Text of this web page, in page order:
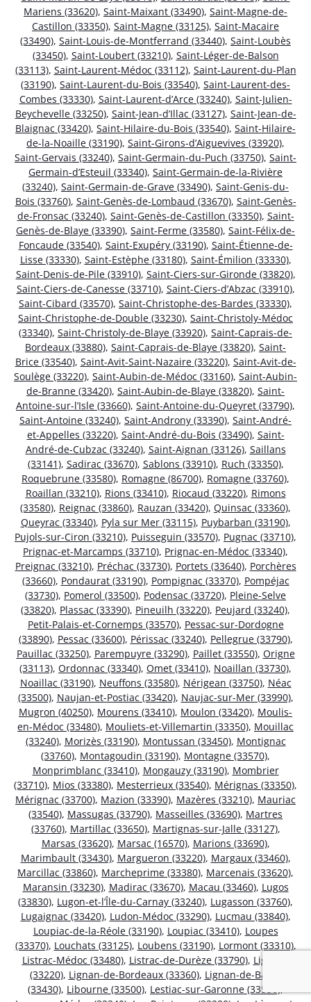
Mariens (33620), Saint-Maixant (33490), Saint-Magne-de-
Castillon (33350), Saint-Magne (33125), Saint-Macaire
(33490), Saint-Louis-de-Montferrand (33440), Saint-Loubès
(33450), Saint-Loubert (33210), Saint-Léger-de-Balson
(33113), Saint-Laurent-Médoc (33112), Saint-Laurent-du-Plan
(33190), Saint-Laurent-du-Bois (33540), Saint-Laurent-des-
Combes (33330), Saint-Laurent-d’Arce (33240), Saint-Julien-
Beychevelle (33250), Saint-Jean-d’Illac (33127), Saint-Jean-de-
Blaignac (33420), Saint-Hilaire-du-Bois (33540), Saint-Hilaire-
de-la-Noaille (33190), Saint-Girons-d’Aiguevives (33920),
Saint-Gervais (33240), Saint-Germain-du-Puch (33750), Saint-
Germain-d’Esteuil (33340), Saint-Germain-de-la-Rivière
(33240), Saint-Germain-de-Grave (33490), Saint-Genis-du-
Bois (33760), Saint-Genès-de-Lombaud (33670), Saint-Genès-
de-Fronsac (33240), Saint-Genès-de-Castillon (33350), Saint-
Genès-de-Blaye (33390), Saint-Ferme (33580), Saint-Félix-de-
Foncaude (33540), Saint-Exupéry (33190), Saint-Étienne-de-
Lisse (33330), Saint-Estèphe (33180), Saint-Émilion (33330),
Saint-Denis-de-Pile (33910), Saint-Ciers-sur-Gironde (33820),
Saint-Ciers-de-Canesse (33710), Saint-Ciers-d’Abzac (33910),
Saint-Cibard (33570), Saint-Christophe-des-Bardes (33330),
Saint-Christophe-de-Double (33230), Saint-Christoly-Médoc
(33340), Saint-Christoly-de-Blaye (33920), Saint-Caprais-de-
Bordeaux (33880), Saint-Caprais-de-Blaye (33820), Saint-
Brice (33540), Saint-Avit-Saint-Nazaire (33220), Saint-Avit-de-
Soulège (33220), Saint-Aubin-de-Médoc (33160), Saint-Aubin-
de-Branne (33420), Saint-Aubin-de-Blaye (33820), Saint-
Antoine-sur-l’Isle (33660), Saint-Antoine-du-Queyret (33790),
Saint-Antoine (33240), Saint-Androny (33390), Saint-André-
et-Appelles (33220), Saint-André-du-Bois (33490), Saint-
André-de-Cubzac (33240), Saint-Aignan (33126), Saillans
(33141), Sadirac (33670), Sablons (33910), Ruch (33350),
Roquebrune (33580), Romagne (86700), Romagne (33760),
Roaillan (33210), Rions (33410), Riocaud (33220), Rimons
(33580), Reignac (33860), Rauzan (33420), Quinsac (33360),
Queyrac (33340), Pyla sur Mer (33115), Puybarban (33190),
Pujols-sur-Ciron (33210), Puisseguin (33570), Pugnac (33710),
Prignac-et-Marcamps (33710), Prignac-en-Médoc (33340),
Preignac (33210), Préchac (33730), Portets (33640), Porchères
(33660), Pondaurat (33190), Pompignac (33370), Pompéjac
(33730), Pomerol (33500), Podensac (33720), Pleine-Selve
(33820), Plassac (33390), Pineuilh (33220), Peujard (33240),
Petit-Palais-et-Cornemps (33570), Pessac-sur-Dordogne
(33890), Pessac (33600), Périssac (33240), Pellegrue (33790),
Pauillac (33250), Parempuyre (33290), Paillet (33550), Origne
(33113), Ordonnac (33340), Omet (33410), Noaillan (33730),
Noaillac (33190), Neuffons (33580), Nérigean (33750), Néac
(33500), Naujan-et-Postiac (33420), Naujac-sur-Mer (33990),
Mugron (40250), Mourens (33410), Moulon (33420), Moulis-
en-Médoc (33480), Mouliets-et-Villemartin (33350), Mouillac
(33240), Morizès (33190), Montussan (33450), Montignac
(33760), Montagoudin (33190), Montagne (33570),
Monprimblanc (33410), Mongauzy (33190), Mombrier
(33710), Mios (33380), Mesterrieux (33540), Mérignas (33350),
Mérignac (33700), Mazion (33390), Mazères (33210), Mauriac
(33540), Massugas (33790), Masseilles (33690), Martres
(33760), Martillac (33650), Martignas-sur-Jalle (33127),
Marsas (33620), Marsac (16570), Marions (33690),
Marimbault (33430), Margueron (33220), Margaux (33460),
Marcillac (33860), Marcheprime (33380), Marcenais (33620),
Maransin (33230), Madirac (33670), Macau (33460), Lugos
(33830), Lugon-et-l’Île-du-Carnay (33240), Lugasson (33760),
Lugaignac (33420), Ludon-Médoc (33290), Lucmau (33840),
Loupiac-de-la-Réole (33190), Loupiac (33410), Loupes
(33370), Louchats (33125), Loubens (33190), Lormont (33310),
Listrac-Médoc (33480), Listrac-de-Durèze (33790), Ligueux
(33220), Lignan-de-Bordeaux (33360), Lignan-de-Bazas
(33430), Libourne (33500), Lestiac-sur-Garonne (33550),